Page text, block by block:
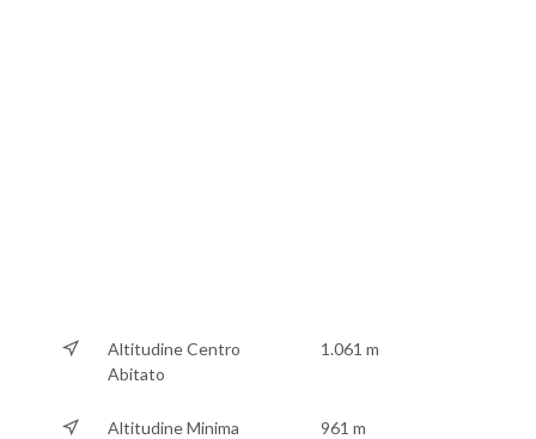
Altitudine Centro
Abitato
1.061 m
Altitudine Minima 961 m